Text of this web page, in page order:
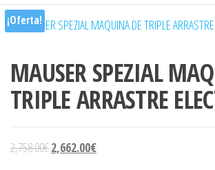
¡Oferta!
MAUSER SPEZIAL
TRIPLE ARRASTRE
2,758.00€El precio original era: 2,758.00€.
2,662.00€El precio actual es: 2,662.00€.